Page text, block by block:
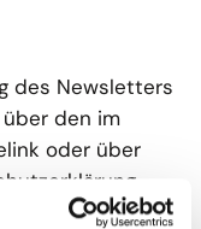
des Newsletters
den im
oder über
Der